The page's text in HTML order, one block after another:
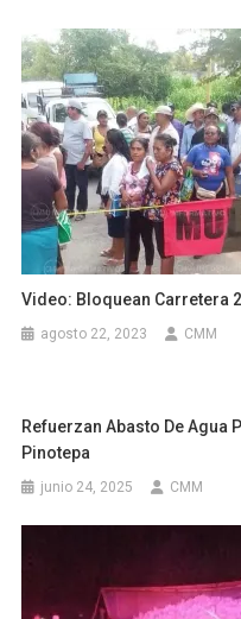
Video: Bloquean Carretera
agosto 22, 2023 CMM
Refuerzan Abasto De Agua
Pinotepa
junio 24, 2025 CMM